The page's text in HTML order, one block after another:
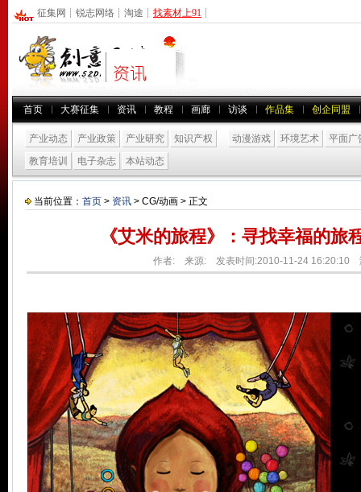
征集网 ┊ 锐志网络 ┊ 淘途 ┊ 找素材上91 ┊
首页 大赛征集 资讯 教程 画廊 访谈 作品集 创企同盟
产业动态 产业政策 产业研究 知识产权 动漫游戏 环境艺术
平面广
教育培训
电子杂志 本站动态
当前位置： 首页 > 资讯 > CG/动画 > 正文
《艾米的旅程》：寻找幸福的旅
作者: 来源: 发表时间:2010-11-24 16:20:10